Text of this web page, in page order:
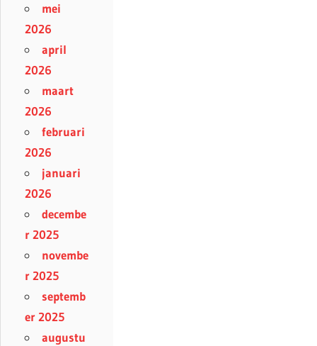
mei
2026
april
2026
maart
2026
februari
2026
januari
2026
decembe
r 2025
novembe
r 2025
septemb
er 2025
augustu